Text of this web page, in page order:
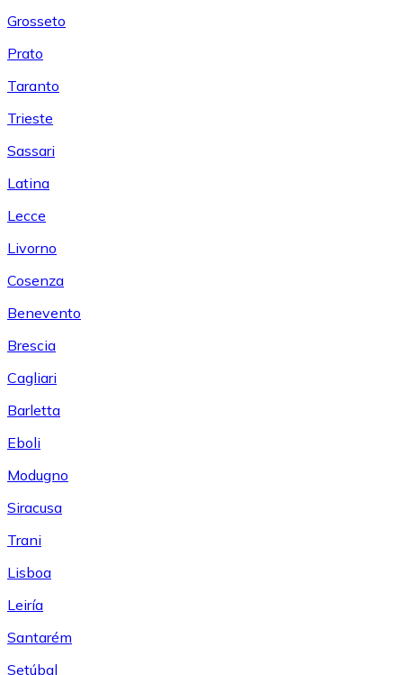
Grosseto
Prato
Taranto
Trieste
Sassari
Latina
Lecce
Livorno
Cosenza
Benevento
Brescia
Cagliari
Barletta
Eboli
Modugno
Siracusa
Trani
Lisboa
Leiría
Santarém
Setúbal